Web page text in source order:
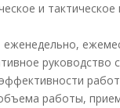
и
еженедельно,
руководство
работы,